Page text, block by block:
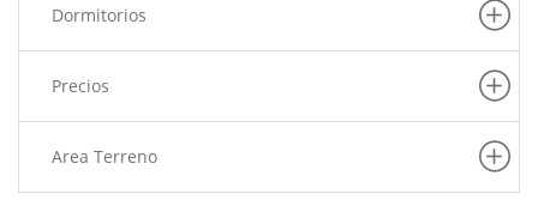
San Isidro
Dormitorios
Precios
Area Terreno